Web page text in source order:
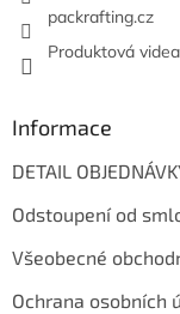
packrafting.cz
Produktová videa
Informace
DETAIL
Odstoupení od
Všeobecné
Ochrana osobních